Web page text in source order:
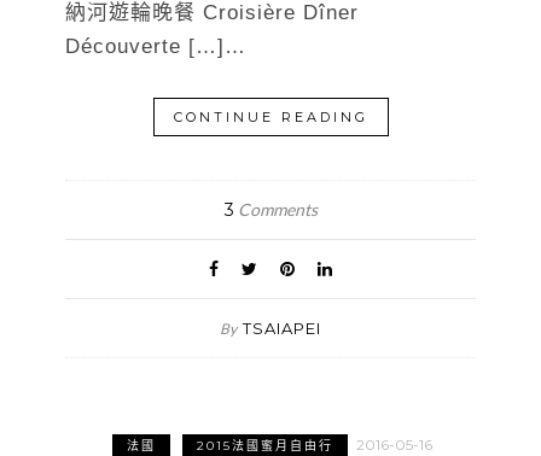
納河遊輪晚餐 Croisière Dîner
Découverte […]…
CONTINUE READING
3 Comments
By TSAIAPEI
法國 2015法國蜜月自由行 2016-05-16